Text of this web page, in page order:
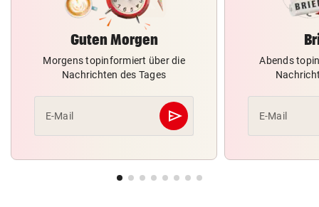
Guten Morgen
Morgens topinformiert über die
Nachrichten des Tages
E-Mail send
Abschicken
Abends
E-Mail